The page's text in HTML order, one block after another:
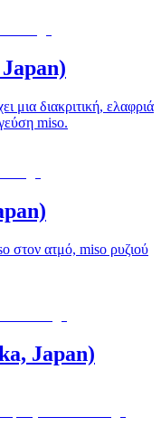
μια διακριτική, ελαφριά
miso.
στον ατμό, miso ρυζιού
Japan)